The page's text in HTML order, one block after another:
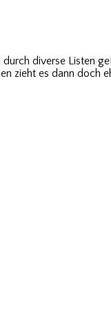
diverse Listen
zieht es dann doch